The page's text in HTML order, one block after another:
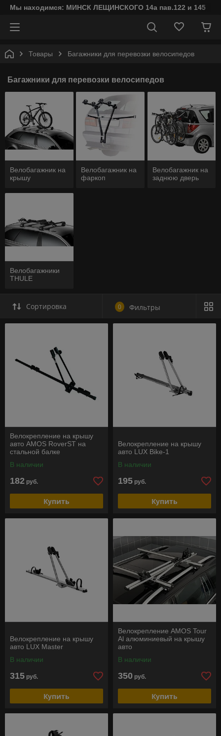
Мы находимся: МИНСК ЛЕЩИНСКОГО 14а пав.122 и 145
Товары Багажники для перевозки велосипедов
Багажники для перевозки велосипедов
Велобагажник на
крышу
Велобагажник на
фаркоп
Велобагажник на
заднюю дверь
Велобагажники
THULE
Сортировка 0 Фильтры
Велокрепление на крышу
авто AMOS RoverST на
стальной балке
В наличии
182 руб.
Купить
Велокрепление на крышу
авто LUX Bike-1
В наличии
195 руб.
Купить
Велокрепление на крышу
авто LUX Master
В наличии
315 руб.
Купить
Велокрепление AMOS Tour
Al алюминиевый на крышу
авто
В наличии
350 руб.
Купить